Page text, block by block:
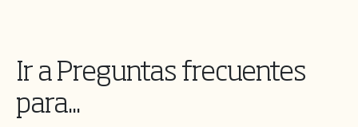
Ir a Preguntas frecuentes
para...
¿Ofrece el CCOF la Certificación de Transición?
¿Cómo se certifican como orgánicos los sistemas
hidropónicos y en contenedor?